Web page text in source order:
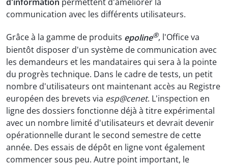
d'information permettent d'améliorer la
communication avec les différents utilisateurs.
Grâce à la gamme de produits epoline®, l'Office va
bientôt disposer d'un système de communication avec
les demandeurs et les mandataires qui sera à la pointe
du progrès technique. Dans le cadre de tests, un petit
nombre d'utilisateurs ont maintenant accès au Registre
européen des brevets via esp@cenet. L'inspection en
ligne des dossiers fonctionne déjà à titre expérimental
avec un nombre limité d'utilisateurs et devrait devenir
opérationnelle durant le second semestre de cette
année. Des essais de dépôt en ligne vont également
commencer sous peu. Autre point important, le